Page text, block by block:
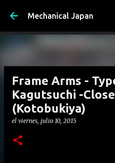
Ir al
Mechanical Japan
Frame Arms -
Kagutsuchi -
(Kotobukiya)
el viernes, julio 10, 2015